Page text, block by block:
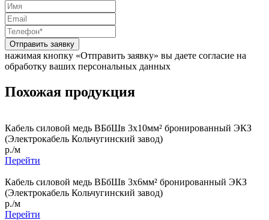
Отправить заявку
нажимая кнопку «Отправить заявку» вы даете согласие на
обработку ваших персональных данных
Похожая продукция
Кабель силовой медь ВБбШв 3x10мм² бронированный ЭКЗ
(Электрокабель Кольчугинский завод)
р./м
Перейти
Кабель силовой медь ВБбШв 3x6мм² бронированный ЭКЗ
(Электрокабель Кольчугинский завод)
р./м
Перейти